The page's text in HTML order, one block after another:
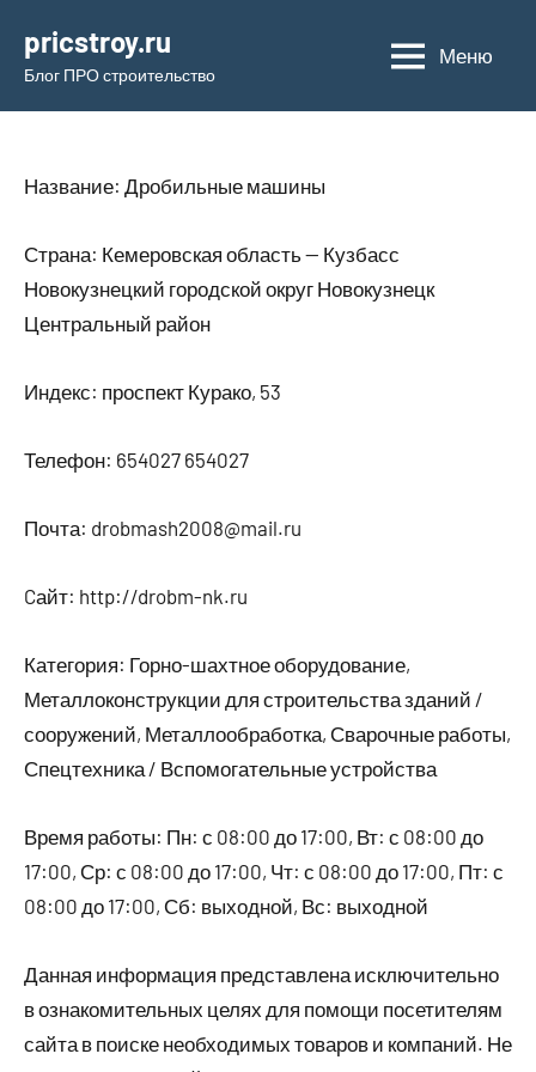
содержимому
pricstroy.ru
Блог ПРО строительство
Меню
Название: Дробильные машины
Страна: Кемеровская область — Кузбасс
Новокузнецкий городской округ Новокузнецк
Центральный район
Индекс: проспект Курако, 53
Телефон: 654027 654027
Почта: drobmash2008@mail.ru
Cайт: http://drobm-nk.ru
Категория: Горно-шахтное оборудование,
Металлоконструкции для строительства зданий /
сооружений, Металлообработка, Сварочные работы,
Спецтехника / Вспомогательные устройства
Время работы: Пн: с 08:00 до 17:00, Вт: с 08:00 до
17:00, Ср: с 08:00 до 17:00, Чт: с 08:00 до 17:00, Пт: с
08:00 до 17:00, Сб: выходной, Вс: выходной
Данная информация представлена исключительно
в ознакомительных целях для помощи посетителям
сайта в поиске необходимых товаров и компаний. Не